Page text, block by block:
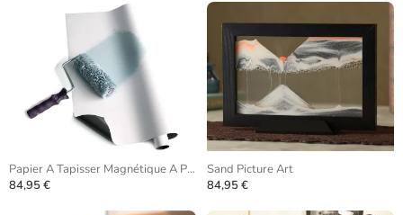
Papier A Tapisser Magnétique A Peindre
84,95 €
Sand Picture Art
84,95 €